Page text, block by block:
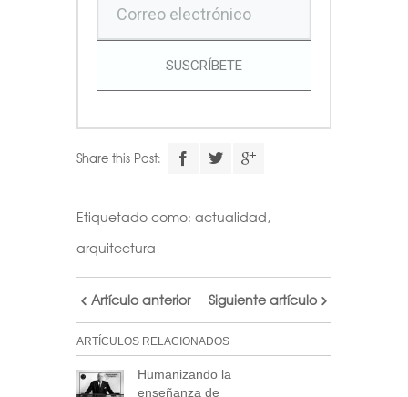
SUSCRÍBETE
Share this Post:
Etiquetado como: actualidad,
arquitectura
Artículo anterior Siguiente artículo
ARTÍCULOS RELACIONADOS
Humanizando la
enseñanza de